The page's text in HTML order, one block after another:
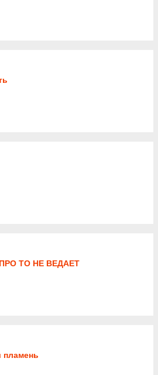
ТО НЕ ВЕДАЕТ
пламень